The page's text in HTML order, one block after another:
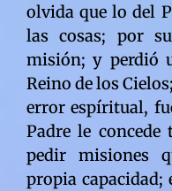
olvida que lo del
las cosas; por
misión; y perdió
Reino de los
error espíritual,
Padre le concede
pedir misiones
propia capacidad;